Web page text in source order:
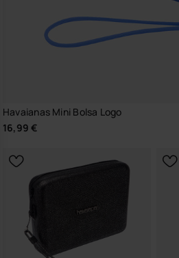
Havaianas Mini Bolsa Logo
16,99 €